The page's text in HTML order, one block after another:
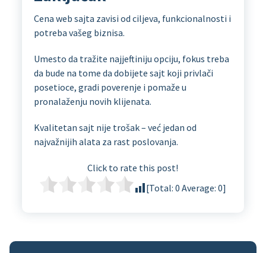
Cena web sajta zavisi od ciljeva, funkcionalnosti i
potreba vašeg biznisa.
Umesto da tražite najjeftiniju opciju, fokus treba
da bude na tome da dobijete sajt koji privlači
posetioce, gradi poverenje i pomaže u
pronalaženju novih klijenata.
Kvalitetan sajt nije trošak – već jedan od
najvažnijih alata za rast poslovanja.
Click to rate this post!
[Total:0 Average:0]